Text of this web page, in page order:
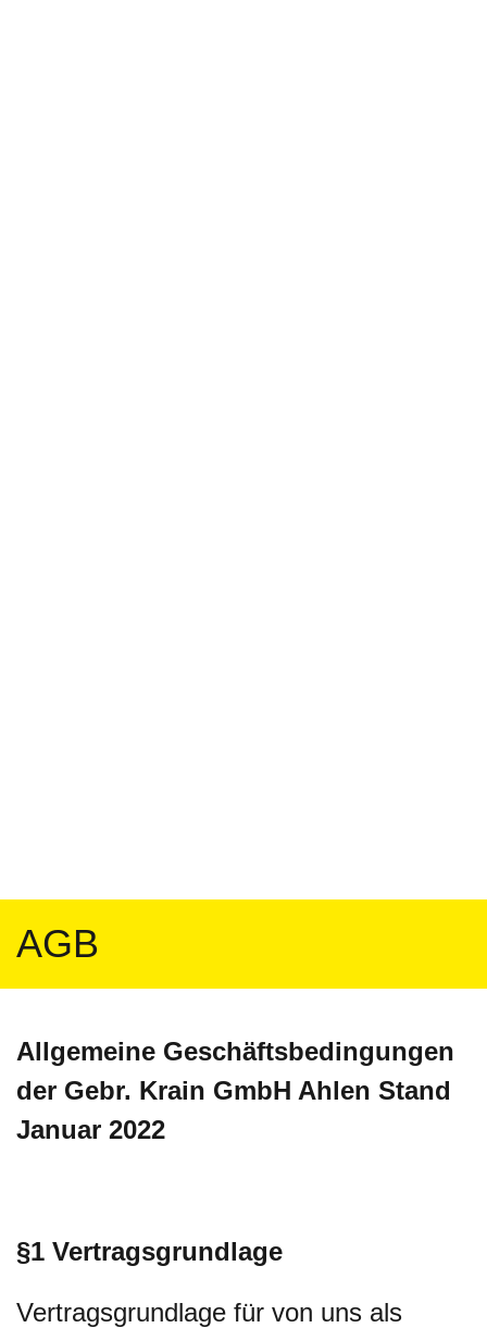
AGB
Allgemeine Geschäftsbedingungen
der Gebr. Krain GmbH Ahlen Stand
Januar 2022
§1 Vertragsgrundlage
Vertragsgrundlage für von uns als